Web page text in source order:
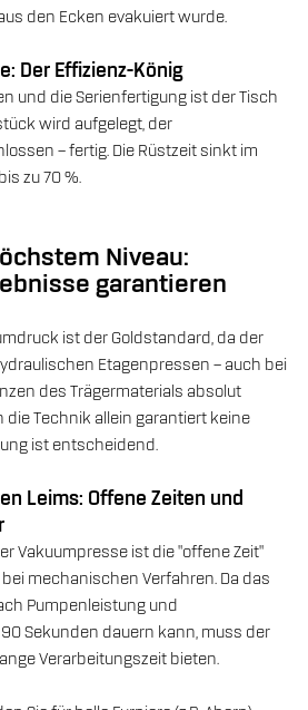
den Ecken evakuiert wurde.
Der Effizienz-König
und die Serienfertigung ist der Tisch
wird aufgelegt, der
– fertig. Die Rüstzeit sinkt im
zu 70 %.
Niveau:
garantieren
ist der Goldstandard, da der
Etagenpressen – auch bei
des Trägermaterials absolut
die Technik allein garantiert keine
ist entscheidend.
Leims: Offene Zeiten und
Vakuumpresse ist die "offene Zeit"
mechanischen Verfahren. Da das
Pumpenleistung und
Sekunden dauern kann, muss der
Verarbeitungszeit bieten.